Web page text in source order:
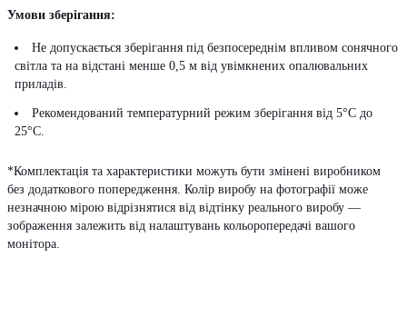
Умови зберігання:
Не допускається зберігання під безпосереднім впливом сонячного
світла та на відстані менше 0,5 м від увімкнених опалювальних
приладів.
Рекомендований температурний режим зберігання від 5°С до
25°С.
*Комплектація та характеристики можуть бути змінені виробником
без додаткового попередження. Колір виробу на фотографії може
незначною мірою відрізнятися від відтінку реального виробу —
зображення залежить від налаштувань кольоропередачі вашого
монітора.